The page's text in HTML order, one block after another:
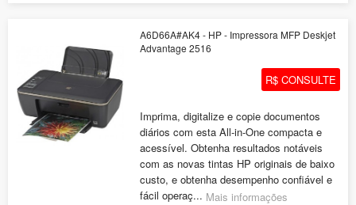
A6D66A#AK4 - HP - Impressora MFP Deskjet
Advantage 2516
R$ CONSULTE
Imprima, digitalize e copie documentos
diários com esta All-in-One compacta e
acessível. Obtenha resultados notáveis
com as novas tintas HP originais de baixo
custo, e obtenha desempenho confiável e
fácil operaç... Mais informações